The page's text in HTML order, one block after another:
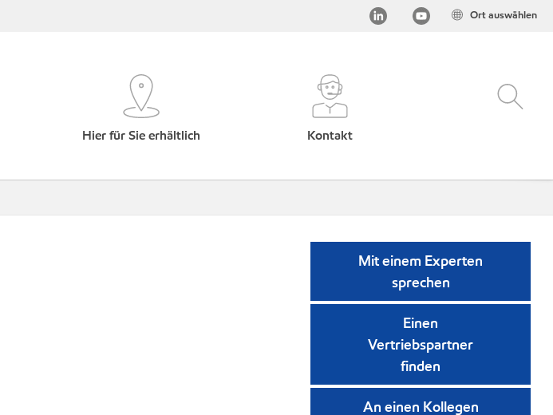
Ort auswählen
Hier für Sie erhältlich Kontakt
Mit einem Experten
sprechen
Einen
Vertriebspartner
finden
An einen Kollegen